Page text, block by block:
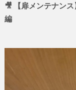
🎥 【扉メンテナン
編